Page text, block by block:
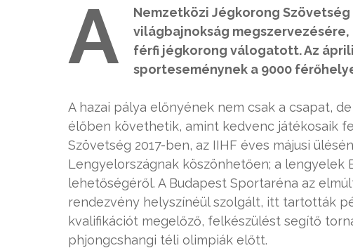
A Nemzetközi Jégkorong Szövetség
világbajnokság
férfi jégkorong válogatott. Az
sporteseménynek a 9000
A hazai pálya előnyének nem csak a csapat,
élőben követhetik, amint kedvenc játékosaik
Szövetség 2017-ben, az IIHF éves májusi
Lengyelországnak köszönhetően; a lengyelek
lehetőségéről. A Budapest Sportaréna az
rendezvény helyszínéül szolgált, itt tartották
kvalifikációt megelőző, felkészülést segítő
phjongcshangi téli olimpiák előtt.